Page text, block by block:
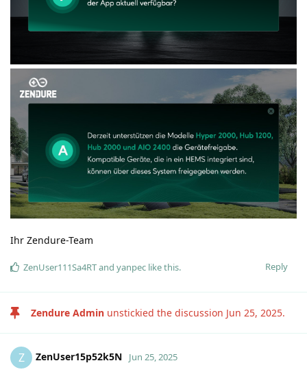
Ihr Zendure-Team
Reply
ZenUser111Sa4RTand yanpec like this.
Zendure Admin unstickied the discussion Jun 25, 2025.
Z ZenUser15p52k5N Jun 25, 2025